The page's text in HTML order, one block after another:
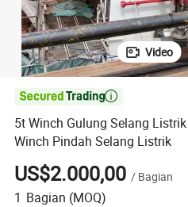
Video

5t Winch Gulung Selang
Winch Pindah Selang Listrik
US$2.000,00 / Bagian
1 Bagian (MOQ)